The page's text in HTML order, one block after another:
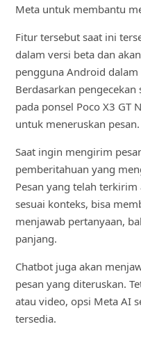
Meta untuk membantu
Fitur tersebut saat ini
dalam versi beta dan
pengguna Android
Berdasarkan pengecekan
pada ponsel Poco X3 GT
untuk meneruskan pesan.
Saat ingin mengirim
pemberitahuan yang
Pesan yang telah
sesuai konteks, bisa
menjawab pertanyaan,
panjang.
Chatbot juga akan
pesan yang diteruskan.
atau video, opsi Meta AI
tersedia.